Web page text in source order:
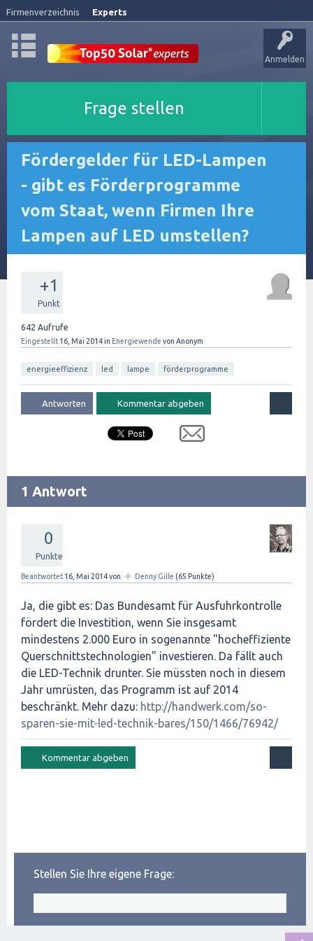
Firmenverzeichnis Experts
Anmelden
Frage stellen
Fördergelder für LED-Lampen
- gibt es Förderprogramme
vom Staat, wenn Firmen Ihre
Lampen auf LED umstellen?
+1
Punkt
642 Aufrufe
Eingestellt 16, Mai 2014in Energiewende von Anonym
energieeffizienz led lampe förderprogramme
1 Antwort
0
Punkte
Beantwortet 16, Mai 2014von ✦ Denny Gille (65 Punkte)
Ja, die gibt es: Das Bundesamt für Ausfuhrkontrolle
fördert die Investition, wenn Sie insgesamt
mindestens 2.000 Euro in sogenannte "hocheffiziente
Querschnittstechnologien" investieren. Da fällt auch
die LED-Technik drunter. Sie müssten noch in diesem
Jahr umrüsten, das Programm ist auf 2014
beschränkt. Mehr dazu: http://handwerk.com/so-
sparen-sie-mit-led-technik-bares/150/1466/76942/
Stellen Sie Ihre eigene Frage: